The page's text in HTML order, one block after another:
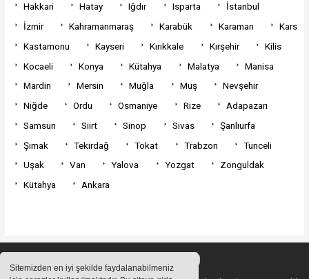
Sitemizden en iyi şekilde faydalanabilmeniz
Hakkari
Hatay Iğdır Isparta
İstanbul
İzmir
Kahramanmaraş Karabük Karaman
Kars
Kastamonu
Kayseri Kırıkkale Kırşehir
Kilis
Kocaeli
Konya Kütahya Malatya
Manisa
Mardin
Mersin Muğla Muş
Nevşehir
Niğde
Ordu Osmaniye Rize
Adapazarı
Samsun
Siirt Sinop Sivas
Şanlıurfa
Şırnak
Tekirdağ Tokat Trabzon
Tunceli
Uşak
Van Yalova Yozgat
Zonguldak
Kütahya
Ankara